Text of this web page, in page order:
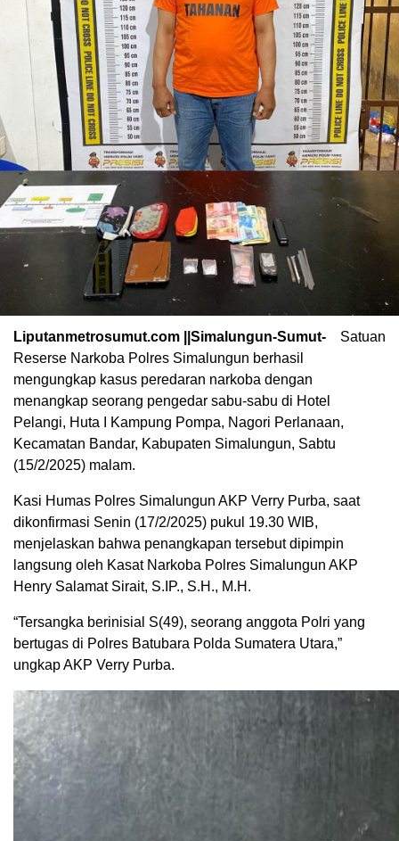
Liputanmetrosumut.com ||Simalungun-Sumut-
Satuan
Reserse Narkoba Polres Simalungun berhasil
mengungkap kasus peredaran narkoba dengan
menangkap seorang pengedar sabu-sabu di Hotel
Pelangi, Huta I Kampung Pompa, Nagori Perlanaan,
Kecamatan Bandar, Kabupaten Simalungun, Sabtu
(15/2/2025) malam.
Kasi Humas Polres Simalungun AKP Verry Purba, saat
dikonfirmasi Senin (17/2/2025) pukul 19.30 WIB,
menjelaskan bahwa penangkapan tersebut dipimpin
langsung oleh Kasat Narkoba Polres Simalungun AKP
Henry Salamat Sirait, S.IP., S.H., M.H.
“Tersangka berinisial S(49), seorang anggota Polri yang
bertugas di Polres Batubara Polda Sumatera Utara,”
ungkap AKP Verry Purba.